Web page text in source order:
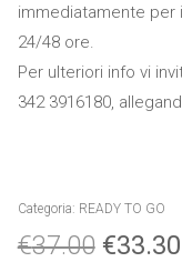
immediatamente per
24/48 ore.
Per ulteriori info vi
342 3916180,
Categoria: READY TO GO
€37.00 €33.30